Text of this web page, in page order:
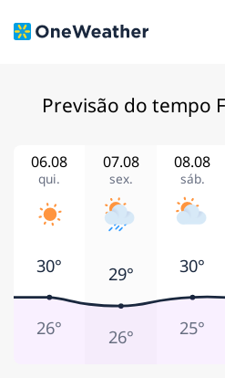
Previsão do tempo
qui.
06.08
sex.
07.08
sáb.
08.08
30°
26°
29°
26°
30°
25°